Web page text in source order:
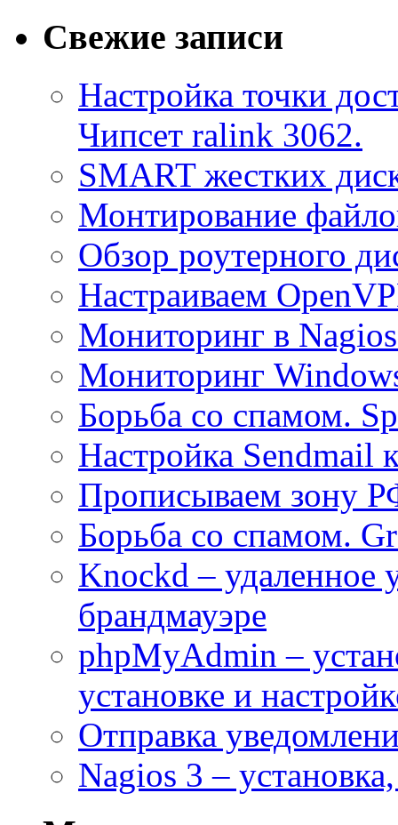
Свежие записи
Настройка точки
Чипсет ralink 3062.
SMART жестких
Монтирование
Обзор роутерного
Настраиваем
Мониторинг в
Мониторинг
Борьба со спамом.
Настройка Sendmail
Прописываем зону
Борьба со спамом.
Knockd – удаленное
брандмауэре
phpMyAdmin –
установке и
Отправка
Nagios 3 –